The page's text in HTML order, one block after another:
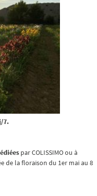
7.
par COLISSIMO ou à
de la floraison du 1er mai au 8